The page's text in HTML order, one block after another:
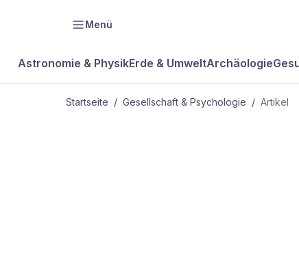
Menü
Astronomie & PhysikErde & UmweltArchäologie
Startseite / Gesellschaft & Psychologie / Artikel